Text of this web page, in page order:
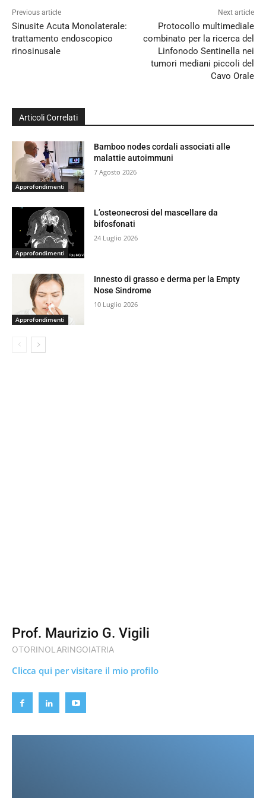
Previous article
Sinusite Acuta Monolaterale:
trattamento endoscopico
rinosinusale
Next article
Protocollo multimediale
combinato per la ricerca del
Linfonodo Sentinella nei
tumori mediani piccoli del
Cavo Orale
Articoli Correlati
Approfondimenti
Bamboo nodes cordali associati alle
malattie autoimmuni
7 Agosto 2026
Approfondimenti
L’osteonecrosi del mascellare da
bifosfonati
24 Luglio 2026
Approfondimenti
Innesto di grasso e derma per la Empty
Nose Sindrome
10 Luglio 2026
Prof. Maurizio G. Vigili
OTORINOLARINGOIATRIA
Clicca qui per visitare il mio profilo